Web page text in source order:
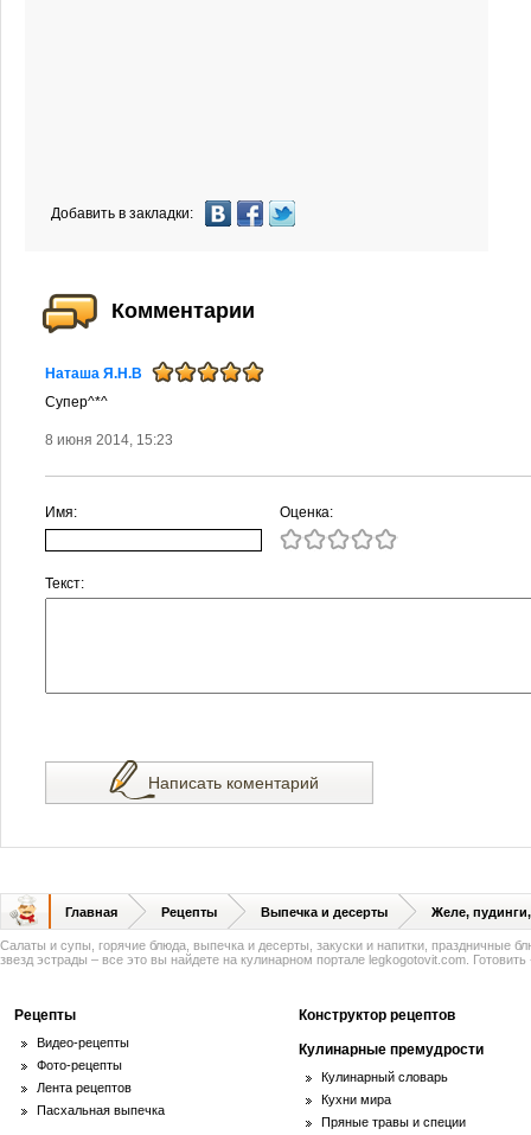
Добавить в закладки:
Комментарии
Наташа Я.Н.В
Супер^*^
8 июня 2014, 15:23
Имя: Оценка:
Текст:
Написать коментарий
Главная Рецепты Выпечка и десерты Желе,
Салаты и супы, горячие блюда, выпечка и десерты, закуски и напитки, праздничные
звезд эстрады – все это вы найдете на кулинарном портале legkogotovit.com. Готовить
Рецепты
Видео-рецепты
Фото-рецепты
Лента рецептов
Пасхальная выпечка
Конструктор рецептов
Кулинарные премудрости
Кулинарный словарь
Кухни мира
Пряные травы и специи